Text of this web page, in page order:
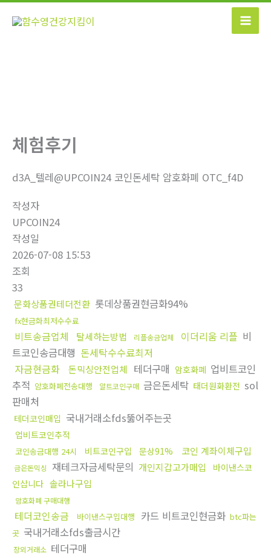
콘
체험후기
d3A_텔레@UPCOIN24 코인돈세탁 암호화폐 OTC_f4D
작성자
UPCOIN24
작성일
2026-07-08 15:53
조회
33
문화상품권테더전환 롯데상품권현금화94%
fx현금화최저수수료
비트송금업체 탈세하는방법 리플송금업체 이더리움 리플 비
트코인송금대행 돈세탁수수료최저
자금현금화
돈믹싱안전업체 테더구매 암호화폐 업비트코인
추적 암호화폐전송대행 알트코인구매 금은돈세탁 태더원화환전 sol
판매처
테더코인매입 국내거래소fds뚫어주는곳
업비트코인추적
코인송금대행 24시 비트코인구입 문상91% 코인 계좌이체구입
금은돈믹싱 재테크자금세탁문의 개인지갑고가매입
바이낸스코
인삽니다 솔라나구입
암호화폐 구매대행
테더코인송금 바이낸스구입대행 카드 비트코인현금화 btc파는
곳 국내거래소fds출금시간
장외거래소 테더구매